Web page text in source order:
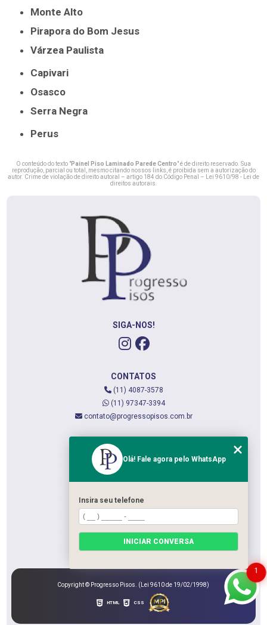
Monte Alto
Pirapora do Bom Jesus
Várzea Paulista
Capivari
Osasco
Serra Negra
Perus
O conteúdo do texto "Painel Piso Laminado Parede Centro" é de direito reservado. Sua
reprodução, parcial ou total, mesmo citando nossos links, é proibida sem a autorização do
autor. Crime de violação de direito autoral – artigo 184 do Código Penal –
Lei 9610/98 - Lei de
direitos autorais
SIGA-NOS!
CONTATOS
(11) 4087-3578
(11) 97347-3394
contato@progressopisos.com.br
QUEM SOMOS
SERVIÇOS
CATEGORIAS
Copyright © Progresso Pisos. (Lei 9610 de 19/02/1998)
HTML CSS
1
Olá! Fale agora pelo WhatsApp
Insira seu telefone
INICIAR CONVERSA